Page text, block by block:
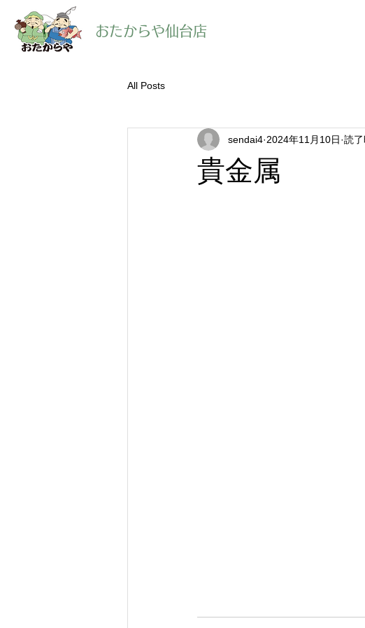
​おたからや仙台店
All Posts
貴金属
sendai4 2024年11月10日 読